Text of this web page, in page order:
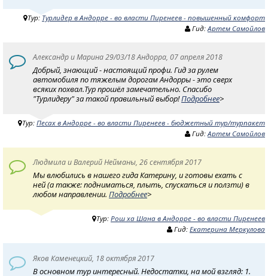
Тур: Турлидер в Андорре - во власти Пиренеев - повышенный комфорт
Гид: Артем Самойлов
Александр и Марина 29/03/18 Андорра, 07 апреля 2018
Добрый, знающий - настоящий профи. Гид за рулем
автомобиля по тяжелым дорогам Андорры - это сверх
всяких похвал.Тур прошёл замечательно. Спасибо
"Турлидеру" за такой правильный выбор!Подробнее>
Тур: Песах в Андорре - во власти Пиренеев - бюджетный тур/турпакет
Гид: Артем Самойлов
Людмила и Валерий Нейманы, 26 сентября 2017
Мы влюбились в нашего гида Катерину, и готовы ехать с
ней (а также: подниматься, плыть, спускаться и ползти) в
любом направлении. Подробнее>
Тур: Рош ха Шана в Андорре - во власти Пиренеев
Гид: Екатерина Меркулова
Яков Каменецкий, 18 октября 2017
В основном тур интересный. Недостатки, на мой взгляд: 1.